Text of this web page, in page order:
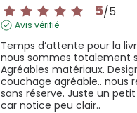
5/5
Avis vérifié
Temps d’attente pour la
nous sommes totalement
Agréables matériaux.
couchage agréable.. nous
sans réserve. Juste un
car notice peu clair..